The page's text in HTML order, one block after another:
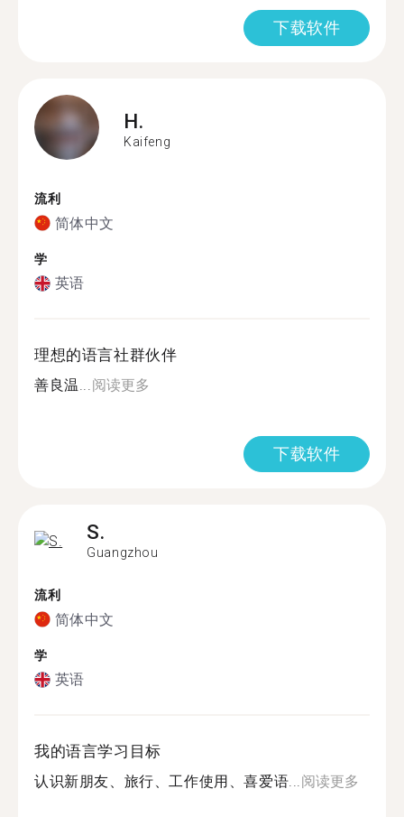
下载软件
H.
Kaifeng
流利
简体中文
学
英语
理想的语言社群伙伴
善良温...阅读更多
下载软件
S.
Guangzhou
流利
简体中文
学
英语
我的语言学习目标
认识新朋友、旅行、工作使用、喜爱语...阅读更多